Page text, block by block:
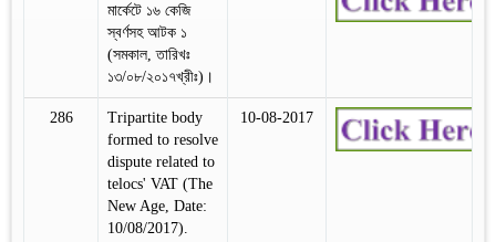
মার্কেটে ১৬ কেজি
স্বর্ণসহ আটক ১
(সমকাল, তারিখঃ
১৩/০৮/২০১৭খ্রীঃ)।
286
Tripartite body
formed to resolve
dispute related to
telocs' VAT (The
New Age, Date:
10/08/2017).
10-08-2017